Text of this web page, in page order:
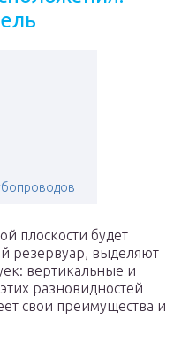
плоскости будет
резервуар, выделяют
вертикальные и
разновидностей
свои преимущества и